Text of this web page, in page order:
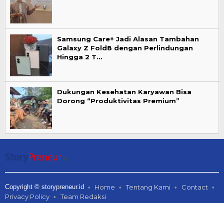
Samsung Care+ Jadi Alasan Tambahan
Galaxy Z Fold8 dengan Perlindungan
Hingga 2 T…
Dukungan Kesehatan Karyawan Bisa
Dorong “Produktivitas Premium”
Copyright © storypreneur.id Home Tentang Kami
Contact
Privacy Policy
Team Redaksi